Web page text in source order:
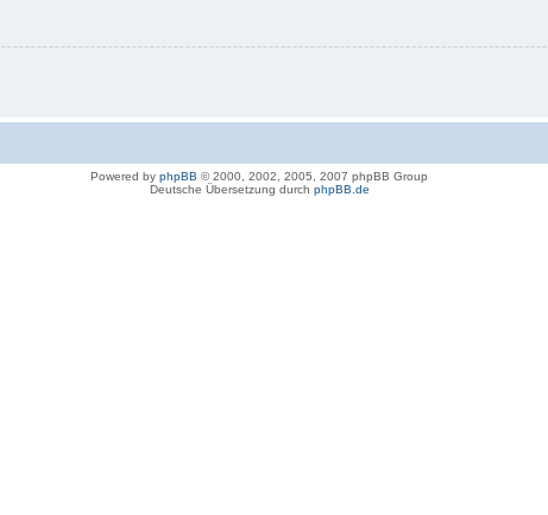
Powered by phpBB © 2000, 2002, 2005, 2007 phpBB Group
Deutsche Übersetzung durch phpBB.de